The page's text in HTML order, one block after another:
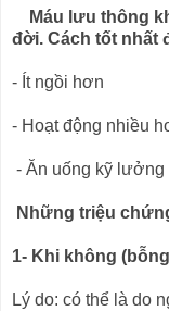
Máu lưu thông
đời. Cách tốt nhất
- Ít ngồi hơn
- Hoạt động nhiều
- Ăn uống kỹ lưởng
Những triệu
1- Khi không
Lý do: có thể là do